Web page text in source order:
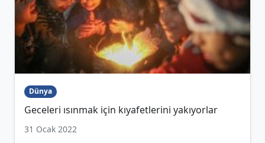
Dünya
Geceleri ısınmak için kıyafetlerini yakıyorlar
31 Ocak 2022